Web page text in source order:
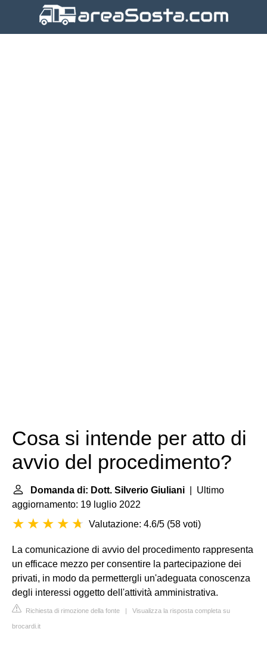
Cosa si intende per atto di
avvio del procedimento?
Domanda di: Dott. Silverio Giuliani | Ultimo
aggiornamento: 19 luglio 2022
Valutazione: 4.6/5 (58 voti)
La comunicazione di avvio del procedimento rappresenta
un efficace mezzo per consentire la partecipazione dei
privati, in modo da permettergli un'adeguata conoscenza
degli interessi oggetto dell'attività amministrativa.
Richiesta di rimozione della fonte | Visualizza la risposta completa su
brocardi.it